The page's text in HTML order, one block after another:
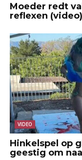
Moeder redt
reflexen (video)
VIDEO
Hinkelspel op
geestig om